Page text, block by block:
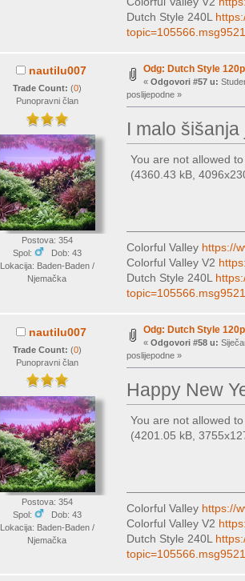
Dutch Style 240L
nautilu007
Trade Count: (0)
Punopravni član
Postova: 354
Spol:
Dob: 43
Lokacija: Baden-Baden /
Njemačka
Odg: Dutch Style 120p
« Odgovori #57 u:
poslijepodne »
I malo
You are not allowed
(4360.43 kB,
Colorful Valley https://
Colorful Valley V2
Dutch Style 240L
nautilu007
Trade Count: (0)
Punopravni član
Postova: 354
Spol:
Dob: 43
Lokacija: Baden-Baden /
Njemačka
Odg: Dutch Style 120p
« Odgovori #58 u:
poslijepodne »
Happy New
You are not allowed
(4201.05 kB,
Colorful Valley https://
Colorful Valley V2
Dutch Style 240L